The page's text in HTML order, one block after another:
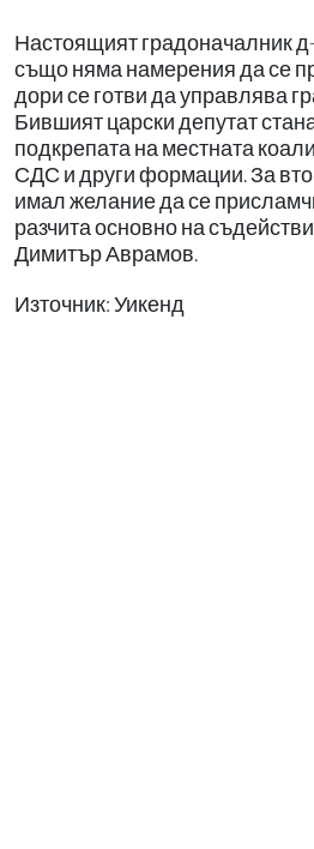
Настоящият градоначалник
също няма намерения да се
дори се готви да управлява
Бившият царски депутат
подкрепата на местната
СДС и други формации. За
имал желание да се
разчита основно на
Димитър Аврамов.
Източник: Уикенд